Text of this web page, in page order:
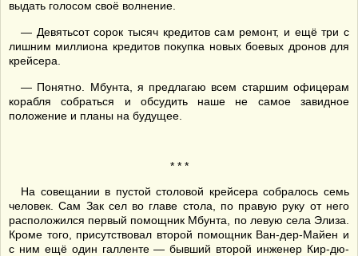
выдать голосом своё волнение.
— Девятьсот сорок тысяч кредитов сам ремонт, и ещё три с
лишним миллиона кредитов покупка новых боевых дронов для
крейсера.
— Понятно. Мбунта, я предлагаю всем старшим офицерам
корабля собраться и обсудить наше не самое завидное
положение и планы на будущее.
* * *
На совещании в пустой столовой крейсера собралось семь
человек. Сам Зак сел во главе стола, по правую руку от него
расположился первый помощник Мбунта, по левую села Элиза.
Кроме того, присутствовал второй помощник Ван-дер-Майен и
с ним ещё один галленте — бывший второй инженер Кир-дю-